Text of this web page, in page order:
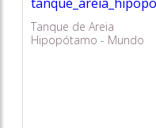
Tanque de Areia
Hipopótamo - Mundo